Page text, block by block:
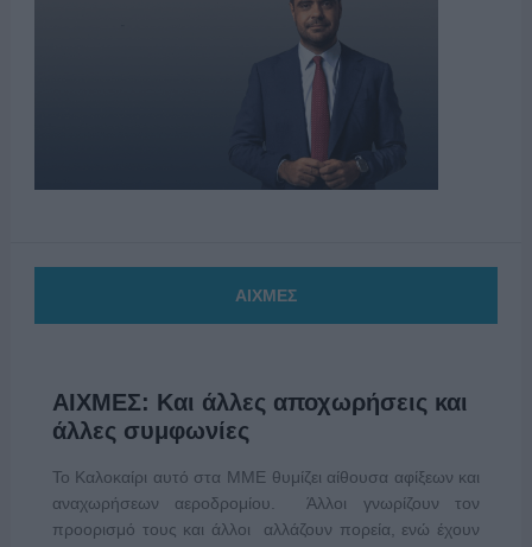
ΑΙΧΜΕΣ
ΑΙΧΜΕΣ: Και άλλες αποχωρήσεις και
άλλες συμφωνίες
Το Καλοκαίρι αυτό στα ΜΜΕ θυμίζει αίθουσα αφίξεων και
αναχωρήσεων αεροδρομίου. Άλλοι γνωρίζουν τον
προορισμό τους και άλλοι αλλάζουν πορεία, ενώ έχουν